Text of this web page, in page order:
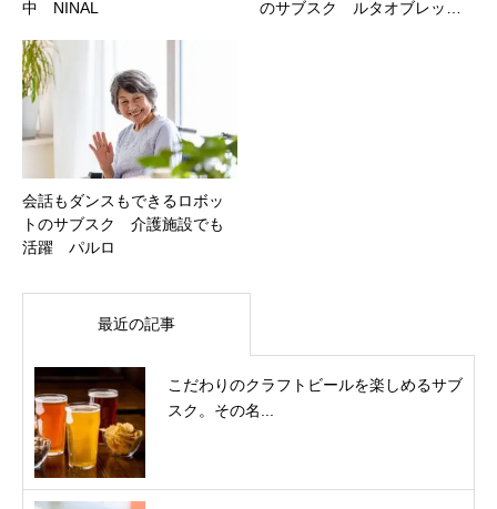
中 NINAL
のサブスク ルタオブレッ…
会話もダンスもできるロボッ
トのサブスク 介護施設でも
活躍 パルロ
最近の記事
こだわりのクラフトビールを楽しめるサブ
スク。その名...